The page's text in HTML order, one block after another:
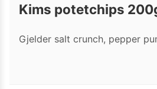
Kims potetchips
Gjelder salt crunch, pepper